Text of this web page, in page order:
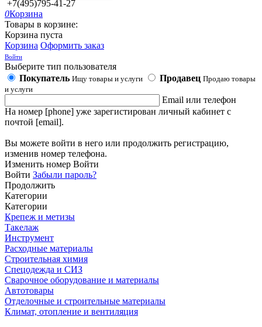
+7(495)795-41-27
0Корзина
Товары в корзине:
Корзина пуста
Корзина Оформить заказ
Войти
Выберите тип пользователя
Покупатель Ищу товары и услуги Продавец Продаю товары
и услуги
Email или телефон
На номер [phone] уже зарегистирован личный кабинет с
почтой [email].
Вы можете войти в него или продолжить регистрацию,
изменив номер телефона.
Изменить номер Войти
Войти Забыли пароль?
Продолжить
Категории
Категории
Крепеж и метизы
Такелаж
Инструмент
Расходные материалы
Строительная химия
Спецодежда и СИЗ
Сварочное оборудование и материалы
Автотовары
Отделочные и строительные материалы
Климат, отопление и вентиляция